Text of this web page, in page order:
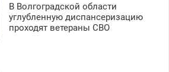
В Волгоградской области
углубленную диспансеризацию
проходят ветераны СВО